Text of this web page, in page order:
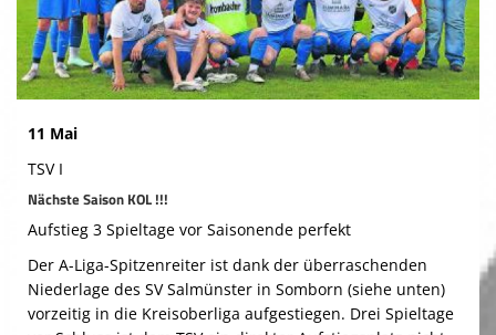
Bilder
Terminkalender
Spieltage
11 Mai
TSV I
Nächste Saison KOL !!!
Aufstieg 3 Spieltage vor Saisonende perfekt
Der A-Liga-Spitzenreiter ist dank der überraschenden
Niederlage des SV Salmünster in Somborn (siehe unten)
vorzeitig in die Kreisoberliga aufgestiegen. Drei Spieltage